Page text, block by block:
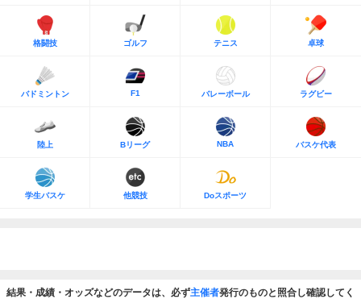
格闘技 ゴルフ テニス 卓球
バドミントン F1 バレーボール ラグビー
陸上 Bリーグ NBA バスケ代表
学生バスケ 他競技 Doスポーツ
結果・成績・オッズなどのデータは、必ず主催者発行のものと照合し確認してく